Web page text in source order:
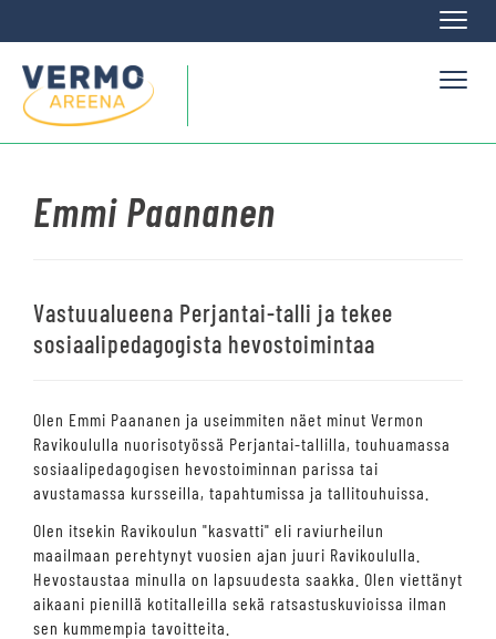
Emmi Paananen
Vastuualueena Perjantai-talli ja tekee
sosiaalipedagogista hevostoimintaa
Olen Emmi Paananen ja useimmiten näet minut Vermon
Ravikoululla nuorisotyössä Perjantai-tallilla, touhuamassa
sosiaalipedagogisen hevostoiminnan parissa tai
avustamassa kursseilla, tapahtumissa ja tallitouhuissa.
Olen itsekin Ravikoulun "kasvatti" eli raviurheilun
maailmaan perehtynyt vuosien ajan juuri Ravikoululla.
Hevostaustaa minulla on lapsuudesta saakka. Olen viettänyt
aikaani pienillä kotitalleilla sekä ratsastuskuvioissa ilman
sen kummempia tavoitteita.